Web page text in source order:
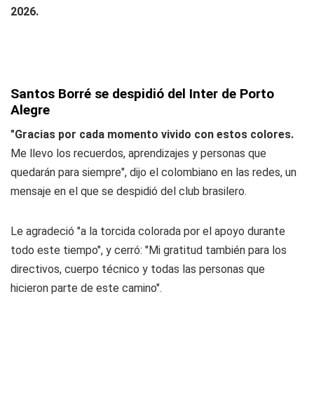
2026.
Santos Borré se despidió del Inter de Porto
Alegre
"Gracias por cada momento vivido con estos colores.
Me llevo los recuerdos, aprendizajes y personas que
quedarán para siempre", dijo el colombiano en las redes, un
mensaje en el que se despidió del club brasilero.
Le agradeció "a la torcida colorada por el apoyo durante
todo este tiempo", y cerró: "Mi gratitud también para los
directivos, cuerpo técnico y todas las personas que
hicieron parte de este camino".